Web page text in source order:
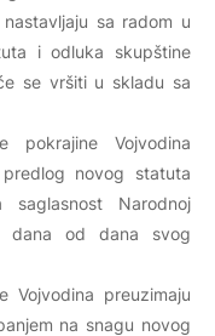
sa radom u
i odluka skupštine
se vršiti u skladu sa
pokrajine Vojvodina
novog statuta
saglasnost Narodnoj
dana od dana svog
Vojvodina preuzimaju
na snagu novog